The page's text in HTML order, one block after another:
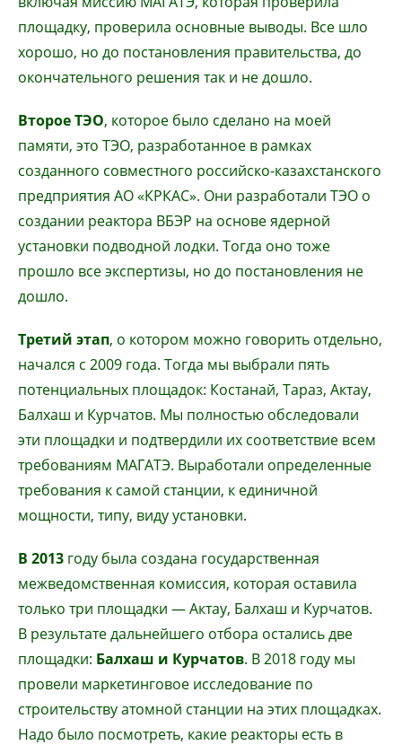
площадку, проверила основные выводы. Все шло
хорошо, но до постановления правительства, до
окончательного решения так и не дошло.
Второе ТЭО, которое было сделано на моей
памяти, это ТЭО, разработанное в рамках
созданного совместного российско-казахстанского
предприятия АО «КРКАС». Они разработали ТЭО о
создании реактора ВБЭР на основе ядерной
установки подводной лодки. Тогда оно тоже
прошло все экспертизы, но до постановления не
дошло.
Третий этап, о котором можно говорить отдельно,
начался с 2009 года. Тогда мы выбрали пять
потенциальных площадок: Костанай, Тараз, Актау,
Балхаш и Курчатов. Мы полностью обследовали
эти площадки и подтвердили их соответствие всем
требованиям МАГАТЭ. Выработали определенные
требования к самой станции, к единичной
мощности, типу, виду установки.
В 2013 году была создана государственная
межведомственная комиссия, которая оставила
только три площадки — Актау, Балхаш и Курчатов.
В результате дальнейшего отбора остались две
площадки: Балхаш и Курчатов. В 2018 году мы
провели маркетинговое исследование по
строительству атомной станции на этих площадках.
Надо было посмотреть, какие реакторы есть в